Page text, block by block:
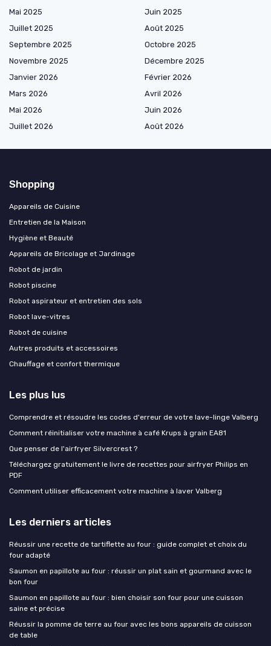
Mai 2025
Juin 2025
Juillet 2025
Août 2025
Septembre 2025
Octobre 2025
Novembre 2025
Décembre 2025
Janvier 2026
Février 2026
Mars 2026
Avril 2026
Mai 2026
Juin 2026
Juillet 2026
Août 2026
Shopping
Appareils de Cuisine
Entretien de la Maison
Hygiène et Beauté
Appareils de Bricolage et Jardinage
Robot de jardin
Robot piscine
Robot aspirateur et entretien des sols
Robot lave-vitres
Robot de cuisine
Autres produits et accessoires
Chauffage et confort thermique
Les plus lus
Comprendre et résoudre les codes d'erreur de votre lave-linge Valberg
Comment réinitialiser votre machine à café Krups à grain EA81
Que penser de l'airfryer Silvercrest ?
Téléchargez gratuitement le livre de recettes pour airfryer Philips en
PDF
Comment utiliser efficacement votre machine à laver Valberg
Les derniers articles
Réussir une recette de tartiflette au four : guide complet et choix du
four adapté
Saumon en papillote au four : réussir un plat sain et gourmand avec le
bon four
Saumon en papillote au four : bien choisir son four pour une cuisson
saine et précise
Réussir la pomme de terre au four avec les bons appareils de cuisson
de table